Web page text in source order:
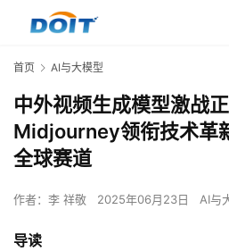
首页 AI与大模型
中外视频生成模型激战
Midjourney领衔技术革
全球赛道
作者： 李 祥敬 2025年06月23日 AI与
导读